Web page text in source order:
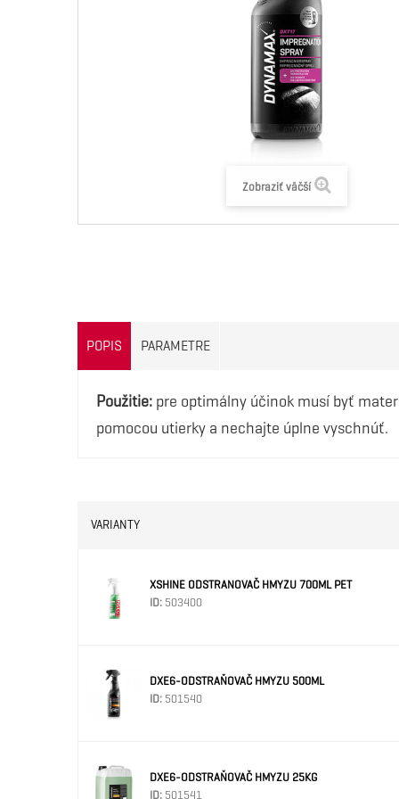
Zobraziť väčší
POPIS PARAMETRE
Použitie: pre optimálny účinok musí byť
pomocou utierky a nechajte úplne vyschnúť.
VARIANTY
XSHINE ODSTRANOVAČ HMYZU 700ML PET
ID: 503400
DXE6-ODSTRAŇOVAČ HMYZU 500ML
ID: 501540
DXE6-ODSTRAŇOVAČ HMYZU 25KG
ID: 501541